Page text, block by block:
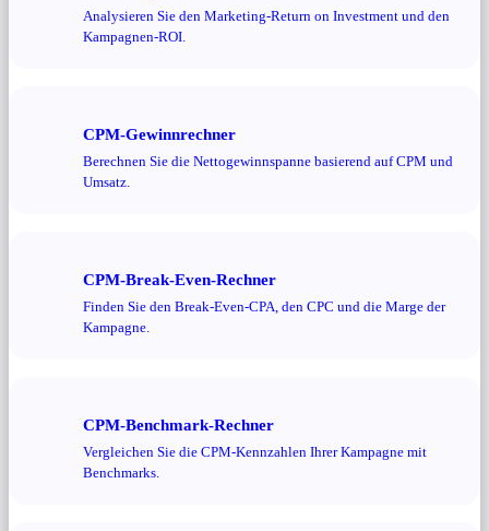
Analysieren Sie den Marketing-Return on Investment und den
Kampagnen-ROI.
CPM-Gewinnrechner
Berechnen Sie die Nettogewinnspanne basierend auf CPM und
Umsatz.
CPM-Break-Even-Rechner
Finden Sie den Break-Even-CPA, den CPC und die Marge der
Kampagne.
CPM-Benchmark-Rechner
Vergleichen Sie die CPM-Kennzahlen Ihrer Kampagne mit
Benchmarks.